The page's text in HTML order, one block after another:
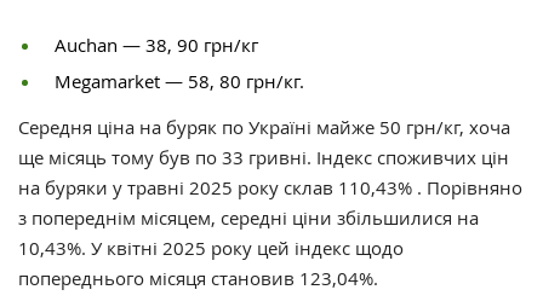
Auchan — 38, 90 грн/кг
Megamarket — 58, 80 грн/кг.
Середня ціна на буряк по Україні майже 50 грн/кг, хоча
ще місяць тому був по 33 гривні. Індекс споживчих цін
на буряки у травні 2025 року склав 110,43% . Порівняно
з попереднім місяцем, середні ціни збільшилися на
10,43%. У квітні 2025 року цей індекс щодо
попереднього місяця становив 123,04%.